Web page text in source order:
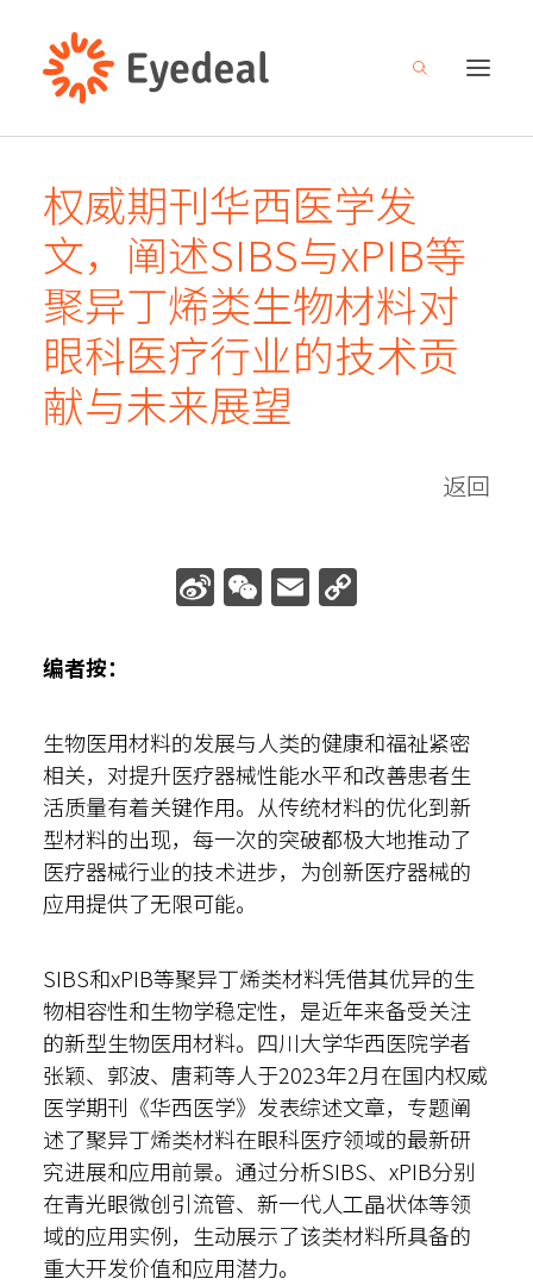
关于我们
产品管线
研发创新
新闻中心
人才招募
权威期刊华西医学发
文，阐述SIBS与xPIB等
聚异丁烯类生物材料对
眼科医疗行业的技术贡
献与未来展望
返回
SinaWeChat
Email
编者按：
生物医用材料的发展与人类的健康和福祉紧密
相关，对提升医疗器械性能水平和改善患者生
活质量有着关键作用。从传统材料的优化到新
型材料的出现，每一次的突破都极大地推动了
医疗器械行业的技术进步，为创新医疗器械的
应用提供了无限可能。
SIBS和xPIB等聚异丁烯类材料凭借其优异的生
物相容性和生物学稳定性，是近年来备受关注
的新型生物医用材料。四川大学华西医院学者
张颖、郭波、唐莉等人于2023年2月在国内权威
医学期刊《华西医学》发表综述文章，专题阐
述了聚异丁烯类材料在眼科医疗领域的最新研
究进展和应用前景。通过分析SIBS、xPIB分别
在青光眼微创引流管、新一代人工晶状体等领
域的应用实例，生动展示了该类材料所具备的
重大开发价值和应用潜力。